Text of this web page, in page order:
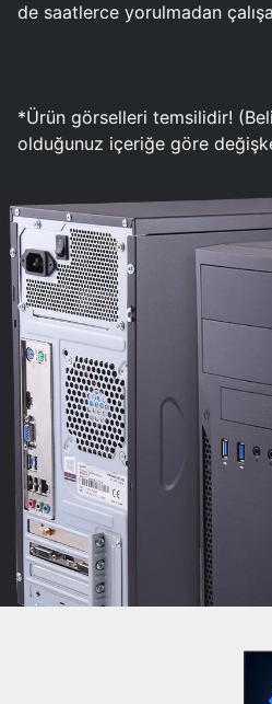
de saatlerce yorulmadan
*Ürün görselleri temsilidir!
olduğunuz içeriğe göre